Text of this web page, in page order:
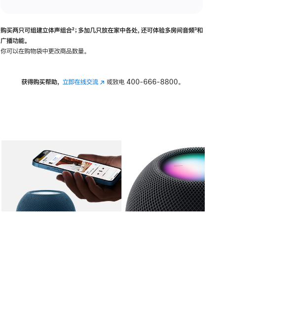
购买两只可组建立体声组合脚
²；多加几只放在家中各处，还可体验多‍房‍间音频脚
³和
广播功能。
你可以在购物袋中更改商品数量。
获得购买帮助， 立即在线交流(在 或致电 400-666-8800。
图库 图像 4 图库 图像 5